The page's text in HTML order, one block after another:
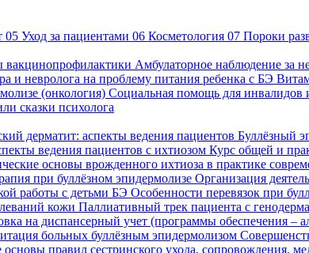
05 Уход за пациентами 06 Косметология 07 Пороки
вакцинопрофилактики Амбулаторное наблюдение за
и невролога на проблему питания ребенка с БЭ
(онкология) Социальная помощь для инвалидов
сказки психолога
дерматит: аспекты ведения пациентов Буллёзный
ведения пациентов с ихтиозом Курс общей и
основы врожденного ихтиоза в практике
при буллёзном эпидермолизе Организация
работы с детьми БЭ Особенности перевязок при
кожи Паллиативный трек пациента с
на диспансерный учет (программы обеспечения –
больных буллёзным эпидермолизом
правил сестринского ухода, сопровождения,